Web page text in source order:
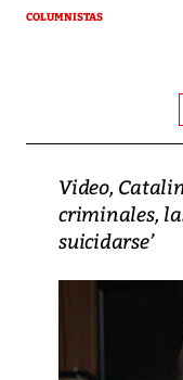
COLUMNISTAS
Video,
criminales,
suicidarse’